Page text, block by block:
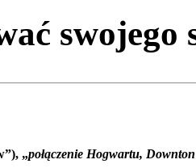
swojego
„połączenie Hogwartu,